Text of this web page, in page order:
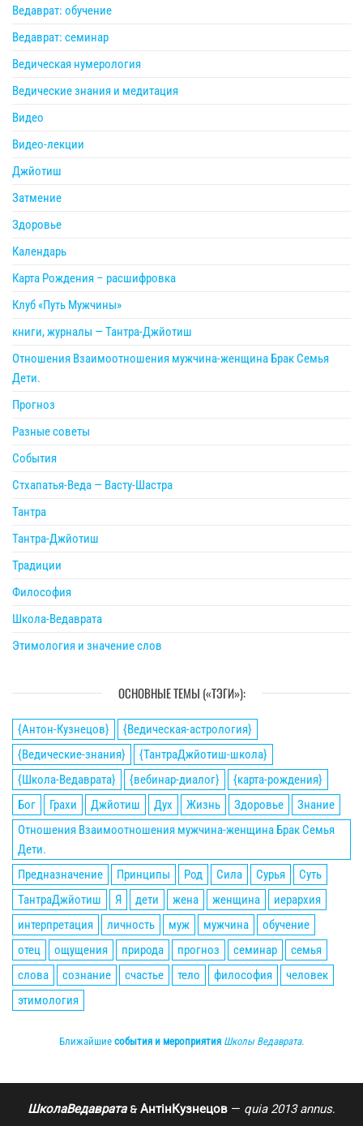
Ведаврат: обучение
Ведаврат: семинар
Ведическая нумерология
Ведические знания и медитация
Видео
Видео-лекции
Джйотиш
Затмение
Здоровье
Календарь
Карта Рождения – расшифровка
Клуб «Путь Мужчины»
книги, журналы — Тантра-Джйотиш
Отношения Взаимоотношения мужчина-женщина Брак Семья
Дети.
Прогноз
Разные советы
События
Стхапатья-Веда — Васту-Шастра
Тантра
Тантра-Джйотиш
Традиции
Философия
Школа-Ведаврата
Этимология и значение слов
ОСНОВНЫЕ ТЕМЫ («ТЭГИ»):
{Антон-Кузнецов}
{Ведическая-астрология}
{Ведические-знания}
{ТантраДжйотиш-школа}
{Школа-Ведаврата}
{вебинар-диалог}
{карта-рождения}
Бог
Грахи Джйотиш Дух Жизнь Здоровье
Знание
Отношения Взаимоотношения мужчина-женщина Брак Семья
Дети.
Предназначение
Принципы Род Сила Сурья
Суть
ТантраДжйотиш
Я дети жена женщина
иерархия
интерпретация
личность муж мужчина
обучение
отец
ощущения природа прогноз семинар
семья
слова
сознание счастье тело философия
человек
этимология
Ближайшие события и мероприятия Школы Ведаврата.
ШколаВедаврата 🙲 АнтінКузнецов — quia 2013 annus.